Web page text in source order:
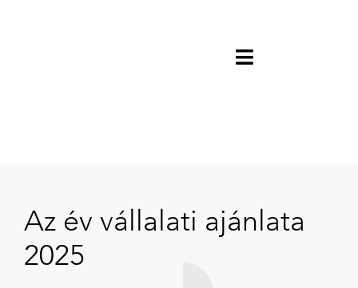
Az év vállalati ajánlata
2025